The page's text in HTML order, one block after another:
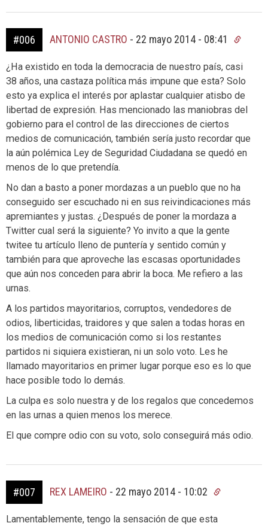
#006 ANTONIO CASTRO - 22 mayo 2014 - 08:41
¿Ha existido en toda la democracia de nuestro país, casi
38 años, una castaza política más impune que esta? Solo
esto ya explica el interés por aplastar cualquier atisbo de
libertad de expresión. Has mencionado las maniobras del
gobierno para el control de las direcciones de ciertos
medios de comunicación, también sería justo recordar que
la aún polémica Ley de Seguridad Ciudadana se quedó en
menos de lo que pretendía.
No dan a basto a poner mordazas a un pueblo que no ha
conseguido ser escuchado ni en sus reivindicaciones más
apremiantes y justas. ¿Después de poner la mordaza a
Twitter cual será la siguiente? Yo invito a que la gente
twitee tu artículo lleno de puntería y sentido común y
también para que aproveche las escasas oportunidades
que aún nos conceden para abrir la boca. Me refiero a las
urnas.
A los partidos mayoritarios, corruptos, vendedores de
odios, liberticidas, traidores y que salen a todas horas en
los medios de comunicación como si los restantes
partidos ni siquiera existieran, ni un solo voto. Les he
llamado mayoritarios en primer lugar porque eso es lo que
hace posible todo lo demás.
La culpa es solo nuestra y de los regalos que concedemos
en las urnas a quien menos los merece.
El que compre odio con su voto, solo conseguirá más odio.
#007 REX LAMEIRO - 22 mayo 2014 - 10:02
Lamentablemente, tengo la sensación de que esta